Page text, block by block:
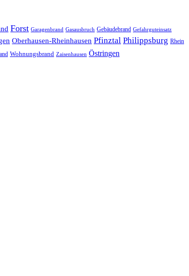
Forst Garagenbrand Gasausbruch Gebäudebrand Gefahrguteinsatz
Oberhausen-Rheinhausen Pfinztal Philippsburg Rhein
Wohnungsbrand Zaisenhausen Östringen